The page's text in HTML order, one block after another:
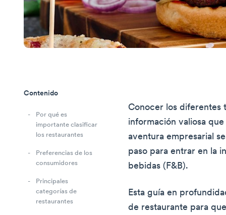
Contenido
Por qué es
importante clasificar
los restaurantes
Preferencias de los
consumidores
Principales
categorías de
restaurantes
Conocer los diferentes
información valiosa
aventura empresarial
paso para entrar en la
bebidas (F&B).
Esta guía en
de restaurante para